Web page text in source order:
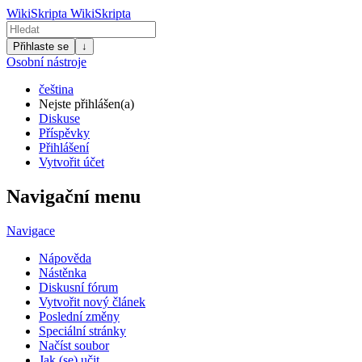
WikiSkripta WikiSkripta
Přihlaste se ↓
Osobní nástroje
čeština
Nejste přihlášen(a)
Diskuse
Příspěvky
Přihlášení
Vytvořit účet
Navigační menu
Navigace
Nápověda
Nástěnka
Diskusní fórum
Vytvořit nový článek
Poslední změny
Speciální stránky
Načíst soubor